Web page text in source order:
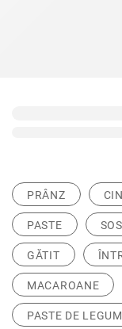
PRÂNZ
PASTE
GĂTIT
MACAROANE
PASTE DE